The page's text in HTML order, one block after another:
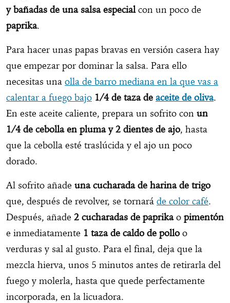
y bañadas de una salsa especialcon un poco de
paprika.
Para hacer unas papas bravas en versión casera hay
que empezar por dominar la salsa. Para ello
necesitas una olla de barro mediana en la que vas a
calentar a fuego bajo 1/4 de taza de aceite de oliva.
En este aceite caliente, prepara un sofrito con un
1/4 de cebolla en pluma y 2 dientes de ajo, hasta
que la cebolla esté traslúcida y el ajo un poco
dorado.
Al sofrito añade una cucharada de harina de trigo
que, después de revolver, se tornará de color café.
Después, añade 2 cucharadas de paprikao pimentón
e inmediatamente 1 taza de caldo de pollo o
verduras y sal al gusto. Para el final, deja que la
mezcla hierva, unos 5 minutos antes de retirarla del
fuego y molerla, hasta que quede perfectamente
incorporada, en la licuadora.